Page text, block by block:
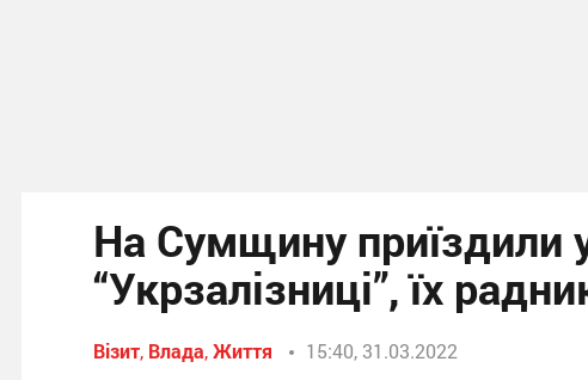
На Сумщину приїздили
“Укрзалізниці”, їх
Візит, Влада,Життя 15:40, 31.03.2022